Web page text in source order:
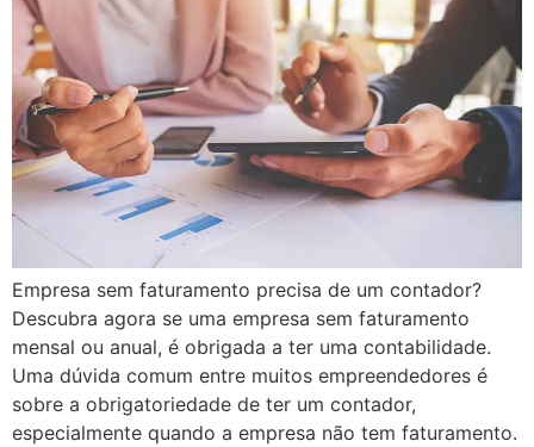
Empresa sem faturamento precisa de um contador?
Descubra agora se uma empresa sem faturamento
mensal ou anual, é obrigada a ter uma contabilidade.
Uma dúvida comum entre muitos empreendedores é
sobre a obrigatoriedade de ter um contador,
especialmente quando a empresa não tem faturamento.